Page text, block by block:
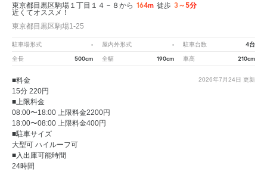
東京都目黒区駒場１丁目１４－８から 164m 徒歩 3～5分
近くてオススメ！
東京都目黒区駒場1-25
駐車場形式 - 屋内外形式 - 駐車台数 4台
全長 500cm 全幅 190cm 車高 210cm
2026年7月24日 更新
■料金
15分 220円
■上限料金
08:00〜18:00 上限料金2200円
18:00〜08:00 上限料金400円
■駐車サイズ
大型可 ハイルーフ可
■入出庫可能時間
24時間